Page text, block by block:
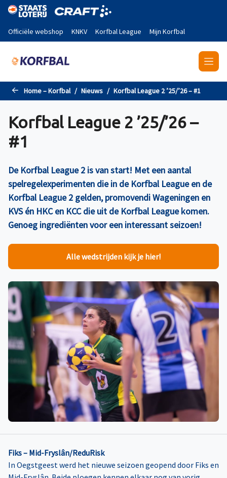
Naar de hoofdinhoud gaan
Officiële webshop KNKV Korfbal League Mijn Korfbal
Home – Korfbal Nieuws Korfbal League 2 ’25/’26 – #1
Korfbal League 2 ’25/’26 –
#1
De Korfbal League 2 is van start! Met een aantal
spelregelexperimenten die in de Korfbal League en de
Korfbal League 2 gelden, promovendi Wageningen en
KVS én HKC en KCC die uit de Korfbal League komen.
Genoeg ingrediënten voor een interessant seizoen!
Alle wedstrijden kijk je hier!
Fiks – Mid-Fryslân/ReduRisk
In Oegstgeest werd het nieuwe seizoen geopend door Fiks en